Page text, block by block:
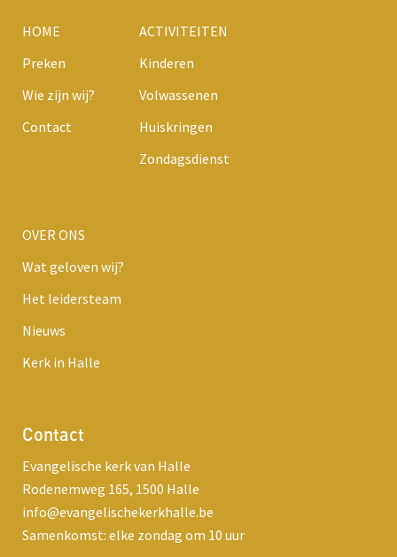
HOME
Preken
Wie zijn wij?
Contact
ACTIVITEITEN
Kinderen
Volwassenen
Huiskringen
Zondagsdienst
OVER ONS
Wat geloven wij?
Het leidersteam
Nieuws
Kerk in Halle
Contact
Evangelische kerk van Halle
Rodenemweg 165, 1500 Halle
info@evangelischekerkhalle.be
Samenkomst: elke zondag om 10 uur